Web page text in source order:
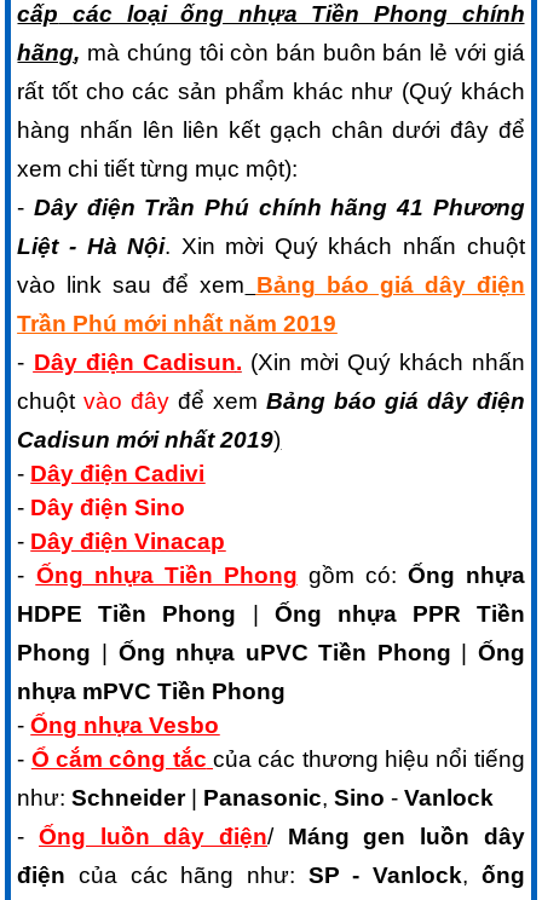
cấp
các loại ống nhựa Tiền Phong chính
hãng, mà chúng tôi còn bán buôn bán lẻ với giá
rất tốt cho các sản phẩm khác như (Quý khách
hàng nhấn lên liên kết gạch chân dưới đây để
xem chi tiết từng mục một):
-Dây điện Trần Phú chính hãng 41 Phương
Liệt - Hà Nội. Xin mời Quý khách nhấn chuột
vào link sau để xem Bảng báo giá dây điện
Trần Phú mới nhất năm 2019
- Dây điện Cadisun. (Xin mời Quý khách nhấn
chuộtvào đây để xem Bảng báo giá dây điện
Cadisun mới nhất 2019)
- Dây điện Cadivi
- Dây điện Sino
- Dây điện Vinacap
- Ống nhựa Tiền Phong gồm có: Ống nhựa
HDPE Tiền Phong
Ống nhựa PPR Tiền
Phong
Ống nhựa uPVC Tiền Phong
Ống
nhựa mPVC Tiền Phong
-Ống nhựa Vesbo
- Ổ cắm công tắc của các thương hiệu nổi tiếng
như:Schneider| Panasonic,Sino -Vanlock
-Ống luồn dây điện/ Máng gen luồn dây
điện của các hãng như: SP - Vanlock, ống